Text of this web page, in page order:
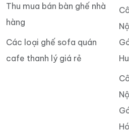
Thu mua bán bàn ghế nhà
hàng
Các loại ghế sofa quán
cafe thanh lý giá rẻ